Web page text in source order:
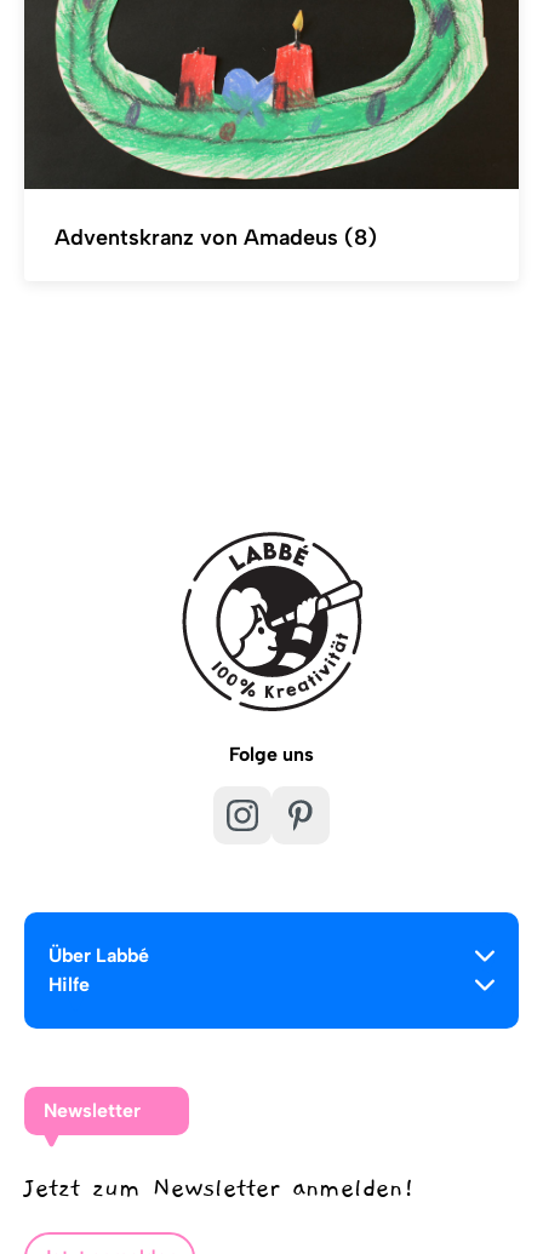
Adventskranz von Amadeus (8)
Folge uns
Über Labbé
Hilfe
Newsletter
Jetzt zum Newsletter anmelden!